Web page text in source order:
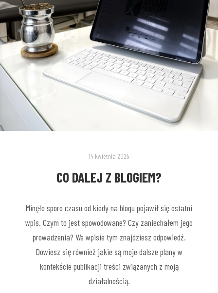
14 kwietnia 2025
CO DALEJ Z BLOGIEM?
Minęło sporo czasu od kiedy na blogu pojawił się ostatni
wpis. Czym to jest spowodowane? Czy zaniechałem jego
prowadzenia? We wpisie tym znajdziesz odpowiedź.
Dowiesz się również jakie są moje dalsze plany w
kontekście publikacji treści związanych z moją
działalnością.